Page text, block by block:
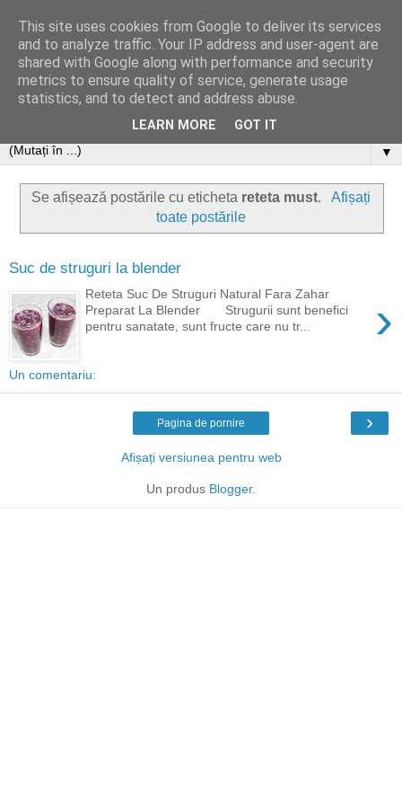
▼
Se afișează postările cu eticheta reteta must.
Afișați
toate postările
Suc de struguri la blender
›
Reteta Suc De Struguri Natural Fara Zahar
Preparat La Blender Strugurii sunt benefici
pentru sanatate, sunt fructe care nu tr...
Un comentariu:
›
Pagina de pornire
Afișați versiunea pentru web
Un produs Blogger.
This site uses cookies from Google to deliver its services
and to analyze traffic. Your IP address and user-agent are
shared with Google along with performance and security
metrics to ensure quality of service, generate usage
statistics, and to detect and address abuse.
LEARN MORE GOT IT